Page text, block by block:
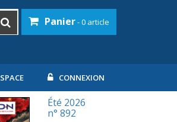
Panier- 0 article
CONNEXION
Été 2026
n° 892